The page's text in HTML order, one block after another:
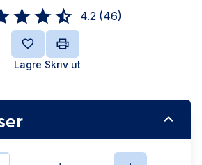
4.2 (46)
Lagre Skriv ut